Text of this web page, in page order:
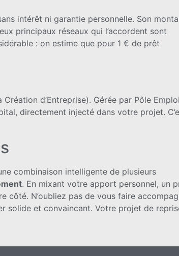
intérêt ni garantie personnelle. Son
principaux réseaux qui l’accordent sont
: on estime que pour 1 € de prêt
d’Entreprise). Gérée par Pôle
directement injecté dans votre projet.
combinaison intelligente de plusieurs
. En mixant votre apport personnel, un
côté. N’oubliez pas de vous faire
solide et convaincant. Votre projet de